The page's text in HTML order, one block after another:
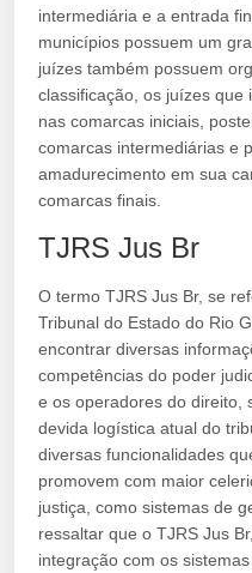
intermediária e a entrada
municípios possuem um
juízes também possuem
classificação, os juízes que
nas comarcas iniciais,
comarcas intermediárias e
amadurecimento em sua
comarcas finais.
TJRS Jus Br
O termo TJRS Jus Br, se
Tribunal do Estado do Rio
encontrar diversas
competências do poder
e os operadores do direito,
devida logística atual do
diversas funcionalidades
promovem com maior
justiça, como sistemas de
ressaltar que o TJRS Jus
integração com os